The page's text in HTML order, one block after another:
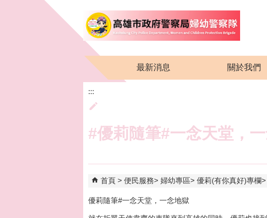
跳到主要內容區塊
最新消息 關於我們
:::
#‎優莉隨筆‬#一念天堂，
首頁 便民服務 婦幼專區 優莉(有你真好)專欄
優莉隨筆‬#一念天堂，一念地獄